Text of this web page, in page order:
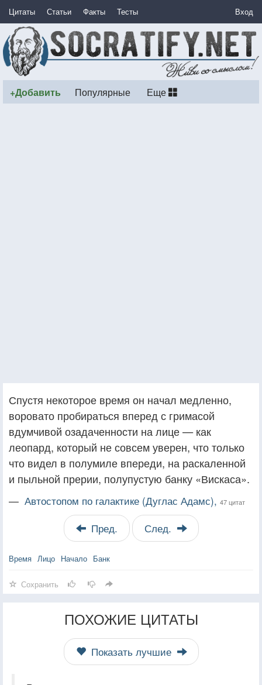
Цитаты Статьи Факты Тесты Вход
+Добавить Популярные Еще
Спустя некоторое время он начал медленно,
воровато пробираться вперед с гримасой
вдумчивой озадаченности на лице — как
леопард, который не совсем уверен, что только
что видел в полумиле впереди, на раскаленной
и пыльной прерии, полупустую банку «Вискаса».
— Автостопом по галактике (Дуглас Адамс), 47 цитат
Пред. След.
Время Лицо Начало Банк
Сохранить
ПОХОЖИЕ ЦИТАТЫ
Показать лучшие